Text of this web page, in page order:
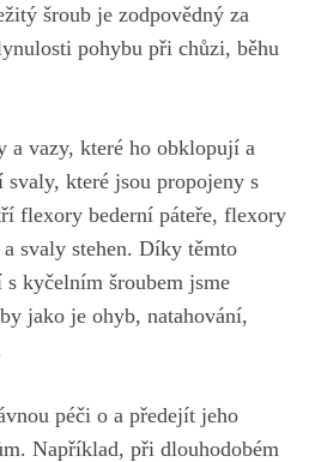
⁣šroub je ‌zodpovědný za
pohybu při ⁢chůzi, ⁢běhu
a vazy, které ho obklopují ‌a
které jsou⁢ propojeny‍ s
flexory bederní páteře, flexory
svaly⁣ stehen. Díky ‌těmto
kyčelním šroubem jsme
jako je ohyb, natahování,
péči o a předejít jeho
Například, při dlouhodobém